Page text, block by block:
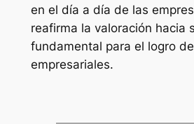
en el día a día de las
reafirma la valoración hacia
fundamental para el logro
empresariales.